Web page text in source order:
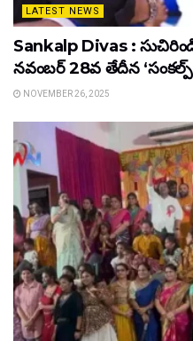
LATEST NEWS
Sankalp Divas :
నవంబర్ 28వ తేదీన
NOVEMBER 26, 2025